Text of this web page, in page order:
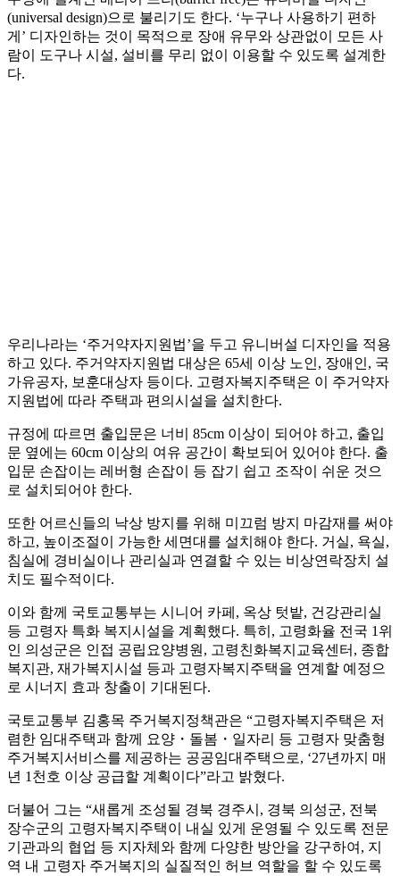
(universal design)으로 불리기도 한다. ‘누구나 사용하기 편하
게’ 디자인하는 것이 목적으로 장애 유무와 상관없이 모든 사
람이 도구나 시설, 설비를 무리 없이 이용할 수 있도록 설계한
다.
우리나라는 ‘주거약자지원법’을 두고 유니버설 디자인을 적용
하고 있다. 주거약자지원법 대상은 65세 이상 노인, 장애인, 국
가유공자, 보훈대상자 등이다. 고령자복지주택은 이 주거약자
지원법에 따라 주택과 편의시설을 설치한다.
규정에 따르면 출입문은 너비 85cm 이상이 되어야 하고, 출입
문 옆에는 60cm 이상의 여유 공간이 확보되어 있어야 한다. 출
입문 손잡이는 레버형 손잡이 등 잡기 쉽고 조작이 쉬운 것으
로 설치되어야 한다.
또한 어르신들의 낙상 방지를 위해 미끄럼 방지 마감재를 써야
하고, 높이조절이 가능한 세면대를 설치해야 한다. 거실, 욕실,
침실에 경비실이나 관리실과 연결할 수 있는 비상연락장치 설
치도 필수적이다.
이와 함께 국토교통부는 시니어 카페, 옥상 텃밭, 건강관리실
등 고령자 특화 복지시설을 계획했다. 특히, 고령화율 전국 1위
인 의성군은 인접 공립요양병원, 고령친화복지교육센터, 종합
복지관, 재가복지시설 등과 고령자복지주택을 연계할 예정으
로 시너지 효과 창출이 기대된다.
국토교통부 김홍목 주거복지정책관은 “고령자복지주택은 저
렴한 임대주택과 함께 요양・돌봄・일자리 등 고령자 맞춤형
주거복지서비스를 제공하는 공공임대주택으로, ‘27년까지 매
년 1천호 이상 공급할 계획이다”라고 밝혔다.
더불어 그는 “새롭게 조성될 경북 경주시, 경북 의성군, 전북
장수군의 고령자복지주택이 내실 있게 운영될 수 있도록 전문
기관과의 협업 등 지자체와 함께 다양한 방안을 강구하여, 지
역 내 고령자 주거복지의 실질적인 허브 역할을 할 수 있도록